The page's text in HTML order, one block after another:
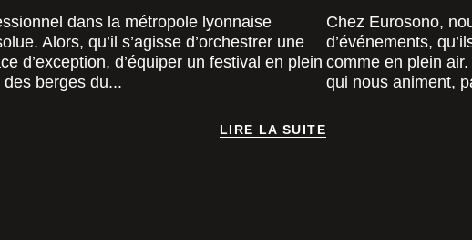
dans la métropole lyonnaise
Alors, qu’il s’agisse d’orchestrer une
d’exception, d’équiper un festival en plein
des berges du...
LIRE LA SUITE
Chez Eurosono,
d’événements,
comme en plein
qui nous animent,